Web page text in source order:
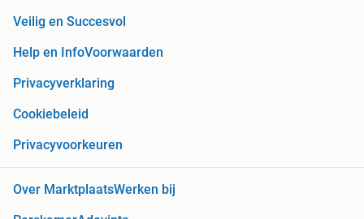
Veilig en Succesvol
Help en InfoVoorwaarden
Privacyverklaring
Cookiebeleid
Privacyvoorkeuren
Over MarktplaatsWerken bij